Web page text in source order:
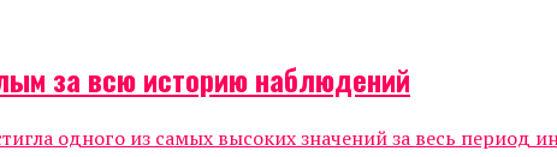
за всю историю наблюдений
одного из самых высоких значений за весь период